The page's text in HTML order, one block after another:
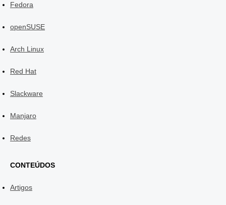
Fedora
openSUSE
Arch Linux
Red Hat
Slackware
Manjaro
Redes
CONTEÚDOS
Artigos